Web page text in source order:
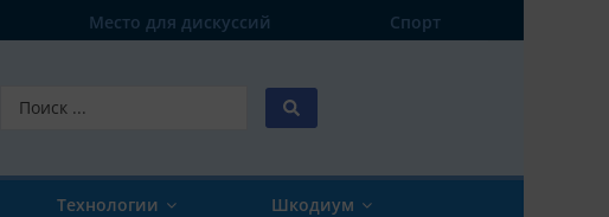
Место для дискуссий Спорт
Технологии Шкодиум